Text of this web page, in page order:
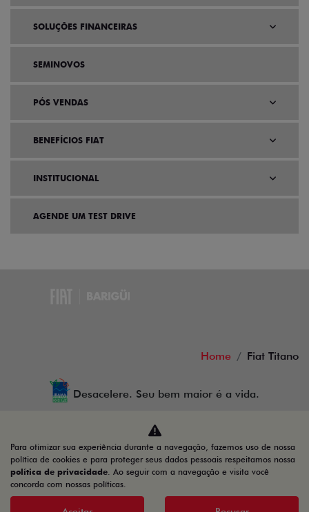
SOLUÇÕES FINANCEIRAS
SEMINOVOS
PÓS VENDAS
BENEFÍCIOS FIAT
INSTITUCIONAL
AGENDE UM TEST DRIVE
Home Fiat Titano
Desacelere. Seu bem maior é a vida.
BARIGUI VEICULOS LTDA
79.763.884/0025-63
Para otimizar sua experiência durante a navegação, fazemos uso de nossa
política de cookies e para proteger seus dados pessoais respeitamos nossa
política de privacidade. Ao seguir com a navegação e visita você
concorda com nossas políticas.